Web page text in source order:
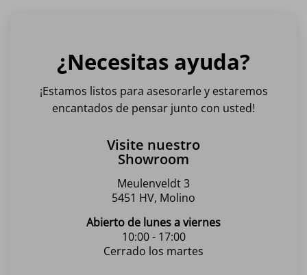
¿Necesitas ayuda?
¡Estamos listos para asesorarle y estaremos
encantados de pensar junto con usted!
Visite nuestro
Showroom
Meulenveldt 3
5451 HV, Molino
Abierto de lunes a viernes
10:00 - 17:00
Cerrado los martes